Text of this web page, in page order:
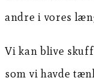
andre i vores
Vi kan blive
som vi havde